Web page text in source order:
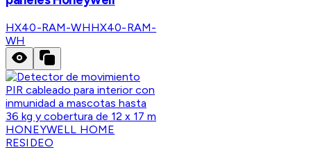
HX40-RAM-WHHX40-RAM-
WH
HONEYWELL HOME
RESIDEO